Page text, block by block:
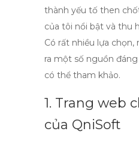
thành yếu tố then
của tôi nổi bật và thu
Có rất nhiều lựa
ra một số nguồn
có thể tham khảo.
1. Trang web
của QniSoft